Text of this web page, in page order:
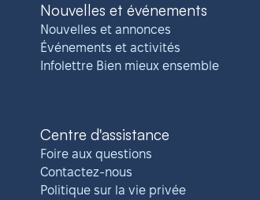
Nouvelles et événements
Nouvelles et annonces
Événements et activités
Infolettre Bien mieux ensemble
Centre d'assistance
Foire aux questions
Contactez-nous
Politique sur la vie privée